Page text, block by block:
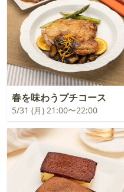
春を味わうプチコース
5/31 (月) 21:00〜22:00